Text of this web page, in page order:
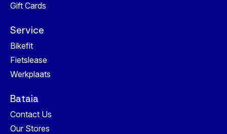
Gift Cards
Service
Bikefit
Fietslease
Werkplaats
Bataia
Contact Us
Our Stores